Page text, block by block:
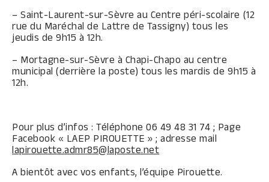
– Saint-Laurent-sur-Sèvre au Centre péri-scolaire (12
rue du Maréchal de Lattre de Tassigny) tous les
jeudis de 9h15 à 12h.
– Mortagne-sur-Sèvre à Chapi-Chapo au centre
municipal (derrière la poste) tous les mardis de 9h15 à
12h.
Pour plus d’infos : Téléphone 06 49 48 31 74 ; Page
Facebook « LAEP PIROUETTE » ; adresse mail
lapirouette.admr85@laposte.net
A bientôt avec vos enfants, l’équipe Pirouette.